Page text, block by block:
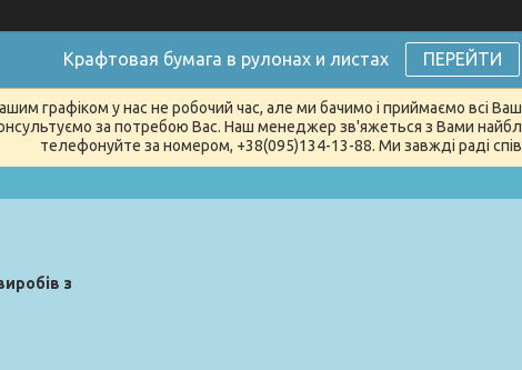
Крафтовая бумага в рулонах и листах ПЕРЕЙТИ
графіком у нас не робочий час, але ми бачимо і приймаємо всі
за потребою Вас. Наш менеджер зв'яжеться з Вами
телефонуйте за номером, +38(095)134-13-88. Ми завжді раді
з